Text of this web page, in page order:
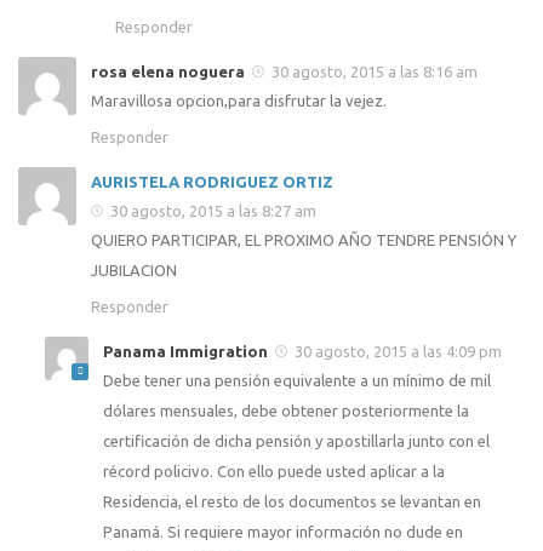
Responder
rosa elena noguera
30 agosto, 2015 a las 8:16 am
Maravillosa opcion,para disfrutar la vejez.
Responder
AURISTELA RODRIGUEZ ORTIZ
30 agosto, 2015 a las 8:27 am
QUIERO PARTICIPAR, EL PROXIMO AÑO TENDRE PENSIÓN Y
JUBILACION
Responder
Panama Immigration
30 agosto, 2015 a las 4:09 pm
Debe tener una pensión equivalente a un mínimo de mil
dólares mensuales, debe obtener posteriormente la
certificación de dicha pensión y apostillarla junto con el
récord policivo. Con ello puede usted aplicar a la
Residencia, el resto de los documentos se levantan en
Panamá. Si requiere mayor información no dude en